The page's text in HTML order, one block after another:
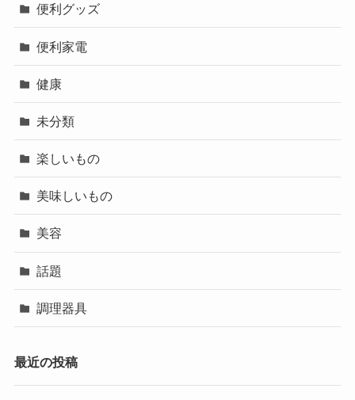
便利グッズ
便利家電
健康
未分類
楽しいもの
美味しいもの
美容
話題
調理器具
最近の投稿